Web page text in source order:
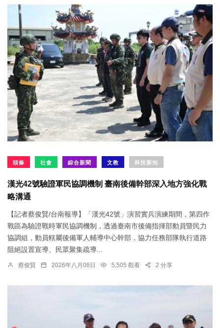
頭條 社會 綜合新聞 文教 科技新知
漢光42號驗證軍民協調機制 臺南後備幹部深入地方強化戰
略溝通
【記者蔡俊賢/台南報導】「漢光42號」演習實兵演練期間，第四作
戰區為驗證戰時軍民協調機制，透過臺南市後備指揮部動員暨民力
協調組，動員轄屬後備軍人輔導中心幹部，協力任務部隊執行道路
阻絕設置宣導、民眾聚集疏導...
蔡俊賢 2026年八月08日 5,505 觀看 2 分享